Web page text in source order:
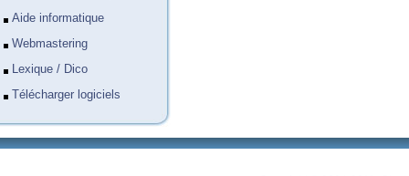
Aide informatique
Webmastering
Lexique / Dico
Télécharger logiciels